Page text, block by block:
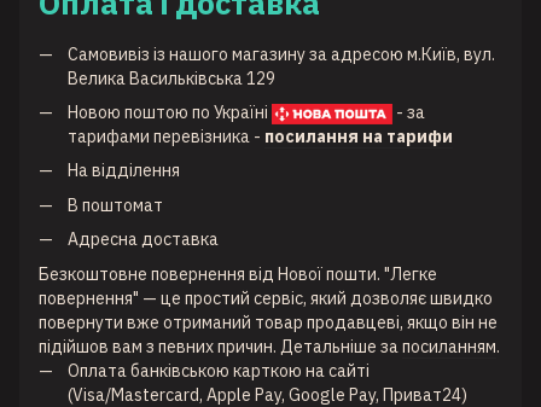
Самовивіз із нашого магазину за адресою м.Київ, вул.
Велика Васильківська 129
Новою поштою по Україні
- за
тарифами перевізника - посилання на тарифи
На відділення
В поштомат
Адресна доставка
Безкоштовне повернення від Нової пошти. "Легке
повернення" — це простий сервіс, який дозволяє швидко
повернути вже отриманий товар продавцеві, якщо він не
підійшов вам з певних причин. Детальніше за посиланням.
Оплата банківською карткою на сайті
(Visa/Mastercard, Apple Pay, Google Pay, Приват24)